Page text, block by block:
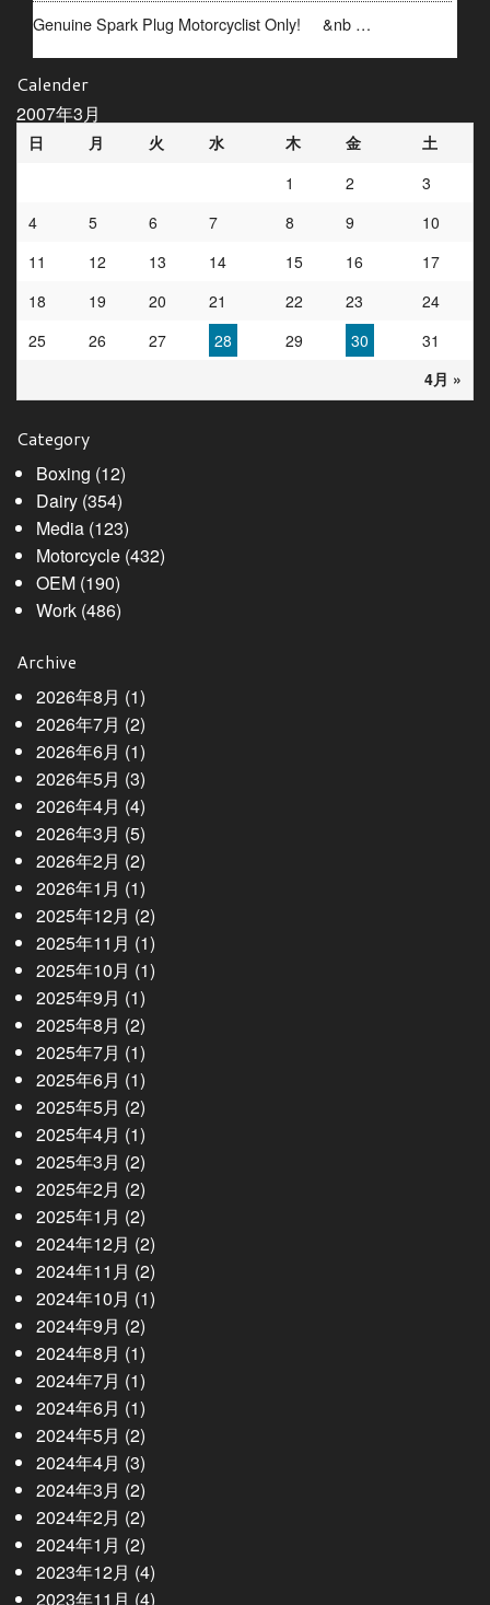
Genuine Spark Plug Motorcyclist Only! &nb …
Calender
2007年3月
日 月 火 水 木 金 土
4月 »
1 2
3
4
5 6 7 8 9
10
11
12 13 14 15 16
17
18
19 20 21 22 23
24
25
26 27 28 29 30 31
Category
Boxing (12)
Dairy(354)
Media(123)
Motorcycle(432)
OEM(190)
Work(486)
Archive
2026年8月 (1)
2026年7月 (2)
2026年6月 (1)
2026年5月 (3)
2026年4月 (4)
2026年3月 (5)
2026年2月 (2)
2026年1月 (1)
2025年12月 (2)
2025年11月 (1)
2025年10月 (1)
2025年9月 (1)
2025年8月 (2)
2025年7月 (1)
2025年6月 (1)
2025年5月 (2)
2025年4月 (1)
2025年3月 (2)
2025年2月 (2)
2025年1月 (2)
2024年12月 (2)
2024年11月 (2)
2024年10月 (1)
2024年9月 (2)
2024年8月 (1)
2024年7月 (1)
2024年6月 (1)
2024年5月 (2)
2024年4月 (3)
2024年3月 (2)
2024年2月 (2)
2024年1月 (2)
2023年12月 (4)
2023年11月 (4)